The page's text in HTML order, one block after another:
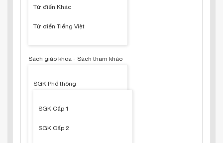
Từ điển Khác
Từ điển Tiếng Việt
Sách giáo khoa - Sách tham khảo
SGK Phổ thông
SGK Cấp 1
SGK Cấp 2